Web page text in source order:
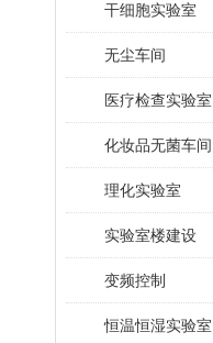
干细胞实验室
无尘车间
医疗检查实验室
化妆品无菌车间
理化实验室
实验室楼建设
变频控制
恒温恒湿实验室